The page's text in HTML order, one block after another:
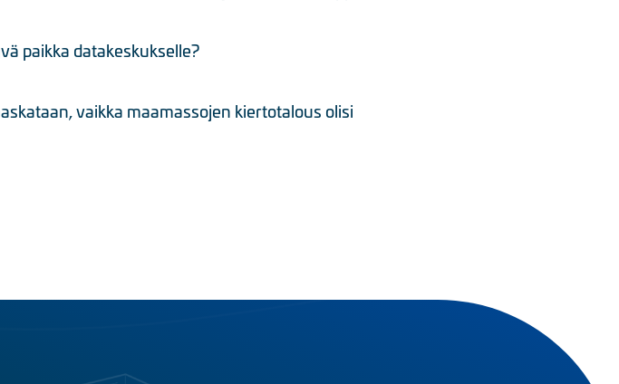
paikka datakeskukselle?
vaikka maamassojen kiertotalous olisi